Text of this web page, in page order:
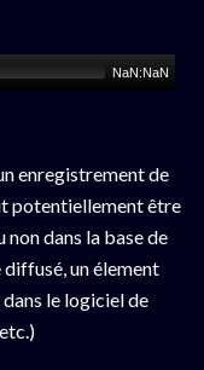
NaN:NaN
enregistrement de
potentiellement être
dans la base de
un élement
le logiciel de